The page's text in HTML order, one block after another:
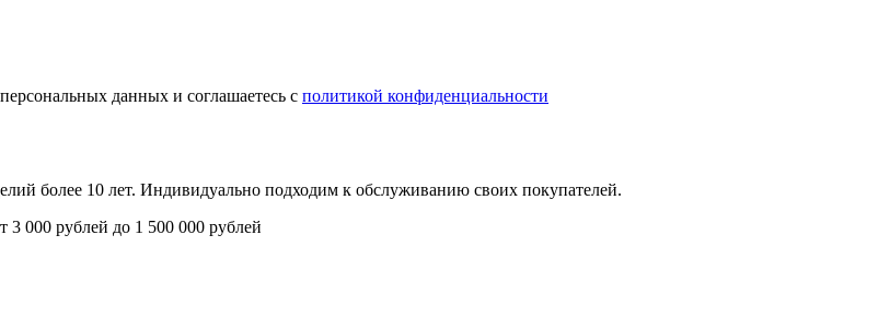
данных и соглашаетесь с политикой конфиденциальности
более 10 лет. Индивидуально подходим к обслуживанию своих покупателей.
3 000 рублей до 1 500 000 рублей